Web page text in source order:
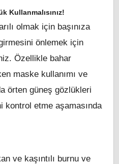
Kullanmalısınız!
olmak için başınıza
önlemek için
Özellikle bahar
maske kullanımı ve
örten güneş gözlükleri
kontrol etme aşamasında
ve kaşıntılı burnu ve